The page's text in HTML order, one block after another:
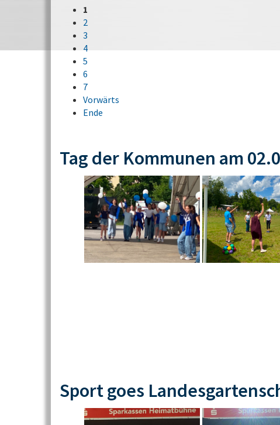
1
2
3
4
5
6
7
Vorwärts
Ende
Tag der Kommunen am
Sport goes